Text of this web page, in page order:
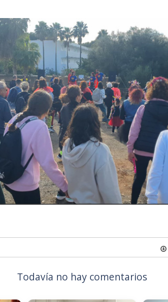
Todavía no hay comentarios